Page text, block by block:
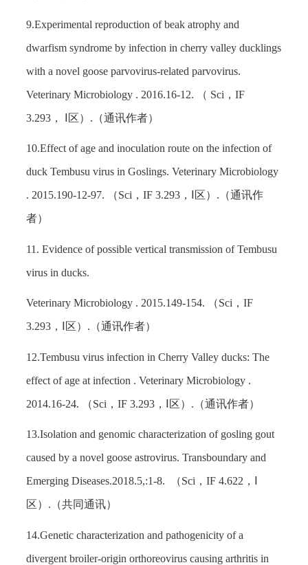
9.Experimental reproduction of beak atrophy and
dwarfism syndrome by infection in cherry valley ducklings
with a novel goose parvovirus-related parvovirus.
Veterinary Microbiology . 2016.16-12.
（ Sci ， IF
3.293， Ⅰ区） . （通讯作者）
10.Effect of age and inoculation route on the infection of
duck Tembusu virus in Goslings. Veterinary Microbiology
. 2015.190-12-97.
（Sci ， IF 3.293，Ⅰ区） . （通讯作
者）
11. Evidence of possible vertical transmission of Tembusu
virus in ducks.
Veterinary Microbiology . 2015.149-154. （Sci ， IF
3.293，Ⅰ区） . （通讯作者）
12.Tembusu virus infection in Cherry Valley ducks: The
effect of age at infection . Veterinary Microbiology .
2014.16-24.
（Sci ， IF 3.293，Ⅰ区） . （通讯作者）
13.Isolation and genomic characterization of gosling gout
caused by a novel goose astrovirus. Transboundary and
Emerging Diseases.2018.5,:1-8.
（Sci， IF 4.622，Ⅰ
区） . （共同通讯）
14.Genetic characterization and pathogenicity of a
divergent broiler-origin orthoreovirus causing arthritis in